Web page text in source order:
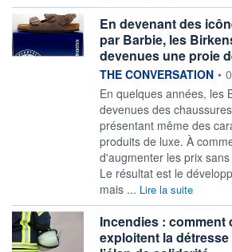
En devenant des
par Barbie, les
devenues une proie
information fournie par
THE CONVERSATION •
En quelques années, les
devenues des
présentant même des
produits de luxe. À
d'augmenter les prix
Le résultat est le
mais ... Lire la suite
Incendies : comment
exploitent la